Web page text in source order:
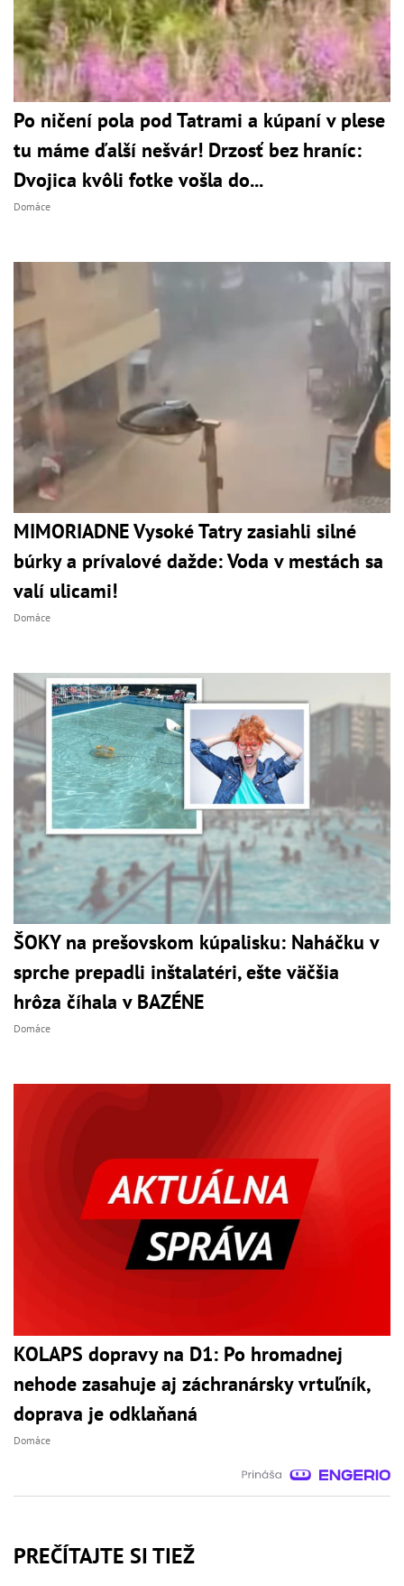
Po ničení pola pod Tatrami a kúpaní v plese
tu máme ďalší nešvár! Drzosť bez hraníc:
Dvojica kvôli fotke vošla do...
Domáce
MIMORIADNE Vysoké Tatry zasiahli silné
búrky a prívalové dažde: Voda v mestách sa
valí ulicami!
Domáce
ŠOKY na prešovskom kúpalisku: Naháčku v
sprche prepadli inštalatéri, ešte väčšia
hrôza číhala v BAZÉNE
Domáce
KOLAPS dopravy na D1: Po hromadnej
nehode zasahuje aj záchranársky vrtuľník,
doprava je odklaňaná
Domáce
PREČÍTAJTE SI TIEŽ